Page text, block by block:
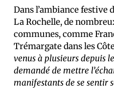
Dans l’ambiance festive
La Rochelle, de
communes, comme
Trémargate dans les
venus à plusieurs depuis
demandé de mettre
manifestants de se sentir